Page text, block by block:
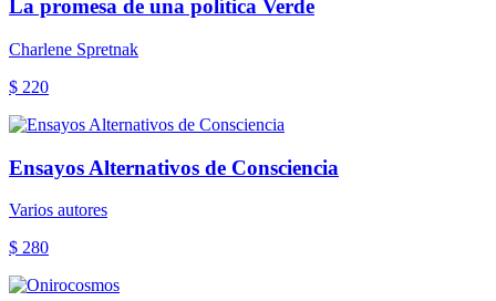
La promesa de una política Verde
Charlene Spretnak
$ 220
Ensayos Alternativos de Consciencia
Varios autores
$ 280